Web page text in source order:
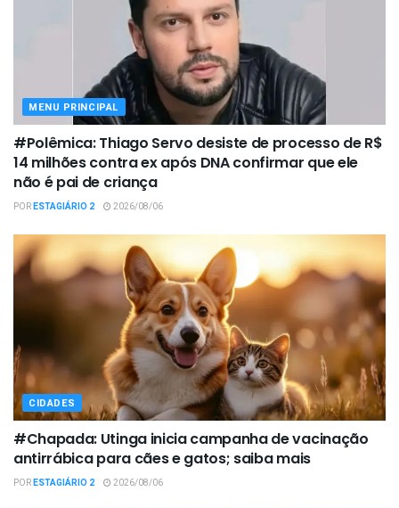
MENU PRINCIPAL
#Polêmica: Thiago Servo desiste de processo de R$
14 milhões contra ex após DNA confirmar que ele
não é pai de criança
PORESTAGIÁRIO 2 2026/08/06
CIDADES
#Chapada: Utinga inicia campanha de vacinação
antirrábica para cães e gatos; saiba mais
PORESTAGIÁRIO 2 2026/08/06